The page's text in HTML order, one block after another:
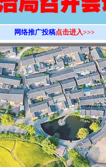
网络推广投稿点击进入>>>